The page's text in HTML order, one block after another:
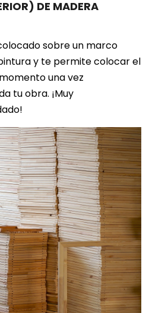
DE MADERA
sobre un marco
y te permite colocar el
una vez
tu obra. ¡Muy